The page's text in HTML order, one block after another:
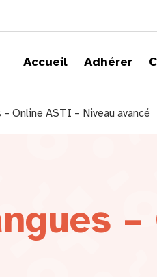
Accueil Adhérer
Online ASTI – Niveau avancé